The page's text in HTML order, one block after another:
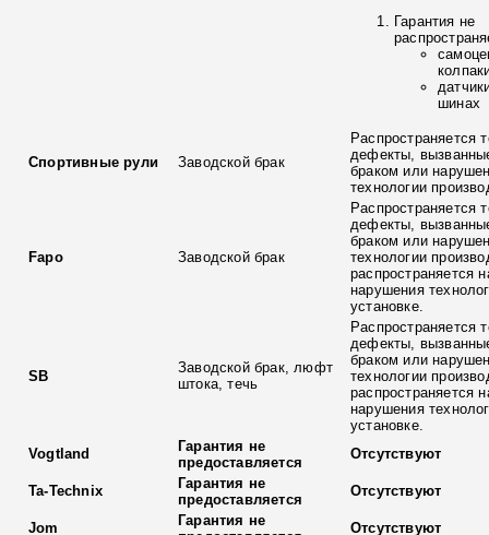
Гарантия не
шинах
Спортивные рули Заводской брак
Распространяется
дефекты,
браком или
технологии
Fapo Заводской брак
Распространяется
дефекты,
браком или
технологии
распространяется
нарушения
установке.
SB
Заводской брак, люфт
штока, течь
Распространяется
дефекты,
браком или
технологии
распространяется
нарушения
установке.
Vogtland
Гарантия не
предоставляется
Отсутствуют
Ta-Technix
Гарантия не
предоставляется
Отсутствуют
Jom
Гарантия не
Отсутствуют